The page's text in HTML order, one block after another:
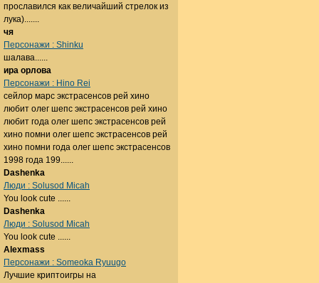
прославился как величайший стрелок из
лука).......
чя
Персонажи : Shinku
шалава......
ира орлова
Персонажи : Hino Rei
сейлор марс экстрасенсов рей хино
любит олег шепс экстрасенсов рей хино
любит года олег шепс экстрасенсов рей
хино помни олег шепс экстрасенсов рей
хино помни года олег шепс экстрасенсов
1998 года 199......
Dashenka
Люди : Solusod Micah
You look cute ......
Dashenka
Люди : Solusod Micah
You look cute ......
Alexmass
Персонажи : Someoka Ryuugo
Лучшие криптоигры на